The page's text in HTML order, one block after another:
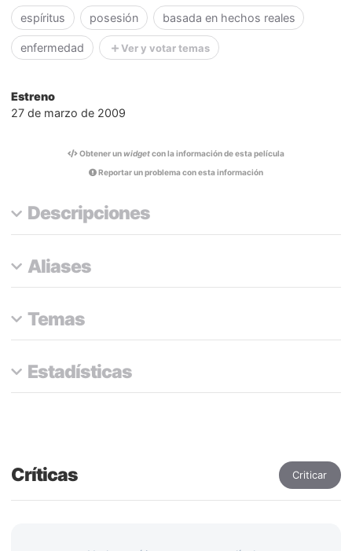
espíritus
posesión basada en hechos reales
enfermedad Ver y votar temas
Estreno
27 de marzo de 2009
Obtener unwidgetcon la información de esta película
Reportar un problema con esta información
Descripciones
Aliases
Temas
Estadísticas
Críticas Criticar